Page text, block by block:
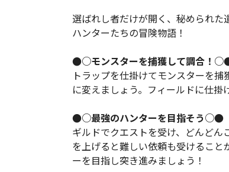
選ばれし者だけが開く、秘められ
ハンターたちの冒険物語！
●○モンスターを捕獲して調合！
トラップを仕掛けてモンスターを
に変えましょう。フィールドに仕掛
●○最強のハンターを目指そう○●
ギルドでクエストを受け、どんど
を上げると難しい依頼も受けるこ
ーを目指し突き進みましょう！